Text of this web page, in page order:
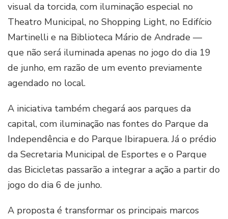
visual da torcida, com iluminação especial no
Theatro Municipal, no Shopping Light, no Edifício
Martinelli e na Biblioteca Mário de Andrade —
que não será iluminada apenas no jogo do dia 19
de junho, em razão de um evento previamente
agendado no local.
A iniciativa também chegará aos parques da
capital, com iluminação nas fontes do Parque da
Independência e do Parque Ibirapuera. Já o prédio
da Secretaria Municipal de Esportes e o Parque
das Bicicletas passarão a integrar a ação a partir do
jogo do dia 6 de junho.
A proposta é transformar os principais marcos